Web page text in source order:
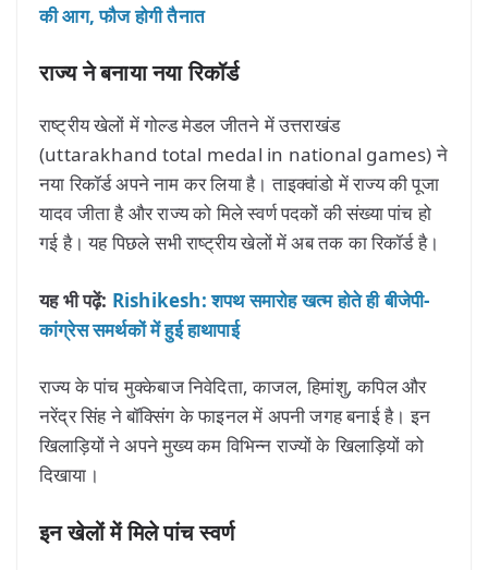
की आग, फौज होगी तैनात
राज्य ने बनाया नया रिकॉर्ड
राष्ट्रीय खेलों में गोल्ड मेडल जीतने में उत्तराखंड
(uttarakhand total medal in national games) ने
नया रिकॉर्ड अपने नाम कर लिया है। ताइक्वांडो में राज्य की पूजा
यादव जीता है और राज्य को मिले स्वर्ण पदकों की संख्या पांच हो
गई है। यह पिछले सभी राष्ट्रीय खेलों में अब तक का रिकॉर्ड है।
यह भी पढ़ें: Rishikesh: शपथ समारोह खत्म होते ही बीजेपी-
कांग्रेस समर्थकों में हुई हाथापाई
राज्य के पांच मुक्केबाज निवेदिता, काजल, हिमांशु, कपिल और
नरेंद्र सिंह ने बॉक्सिंग के फाइनल में अपनी जगह बनाई है। इन
खिलाड़ियों ने अपने मुख्य कम विभिन्न राज्यों के खिलाड़ियों को
दिखाया।
इन खेलों में मिले पांच स्वर्ण